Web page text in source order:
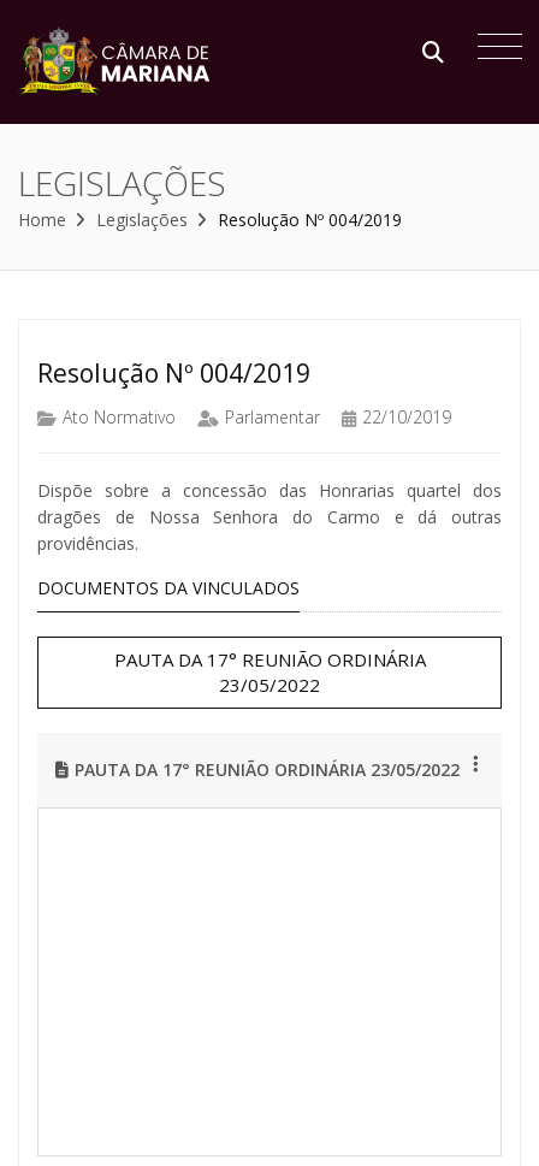
LEGISLAÇÕES
Home Legislações Resolução Nº 004/2019
Resolução Nº 004/2019
Ato Normativo Parlamentar 22/10/2019
Dispõe sobre a concessão das Honrarias quartel dos
dragões de Nossa Senhora do Carmo e dá outras
providências.
DOCUMENTOS DA VINCULADOS
PAUTA DA 17° REUNIÃO ORDINÁRIA
23/05/2022
PAUTA DA 17° REUNIÃO ORDINÁRIA 23/05/2022